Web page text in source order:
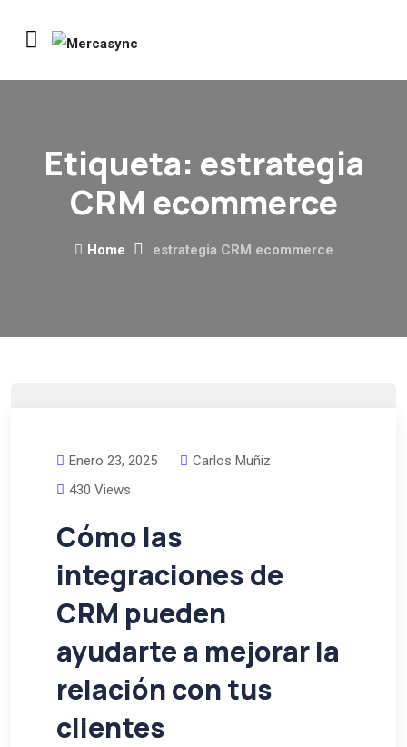
Etiqueta: estrategia
CRM ecommerce
Home estrategia CRM ecommerce
Enero 23, 2025
Carlos Muñiz
430 Views
Cómo las
integraciones de
CRM pueden
ayudarte a mejorar la
relación con tus
clientes